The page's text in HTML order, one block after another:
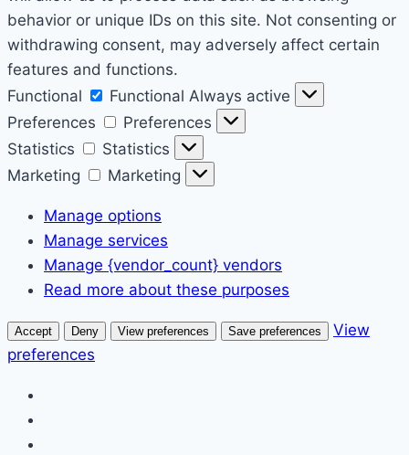
behavior or unique IDs on this site. Not consenting or
withdrawing consent, may adversely affect certain
features and functions.
Functional
Functional Always active
Preferences
Preferences
Statistics
Statistics
Marketing
Marketing
Manage options
Manage services
Manage {vendor_count} vendors
Read more about these purposes
Accept Deny View preferences Save preferences
View
preferences